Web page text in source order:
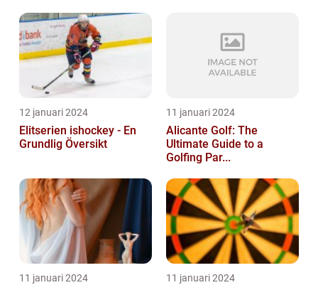
12 januari 2024
Elitserien ishockey - En
Grundlig Översikt
11 januari 2024
Alicante Golf: The
Ultimate Guide to a
Golfing Par...
11 januari 2024 11 januari 2024